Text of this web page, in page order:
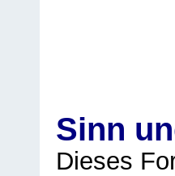
Sinn
Dieses